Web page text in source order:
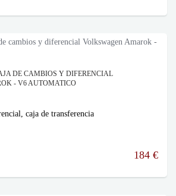
DE CAMBIOS Y DIFERENCIAL
- V6 AUTOMATICO
caja de transferencia
184 €